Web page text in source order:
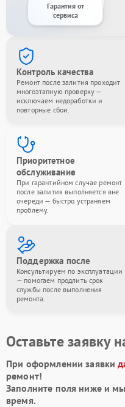
Гарантия от
сервиса
Контроль качества
Ремонт после залития проходит
многоэтапную проверку —
исключаем недоработки и
повторные сбои.
Приоритетное
обслуживание
При гарантийном случае ремонт
после залития выполняется вне
очереди — быстро устраняем
проблему.
Поддержка после
Консультируем по эксплуатации
— помогаем продлить срок
службы после выполнения
ремонта.
Оставьте заявку
При оформлении заявки
ремонт!
Заполните поля ниже и
время.